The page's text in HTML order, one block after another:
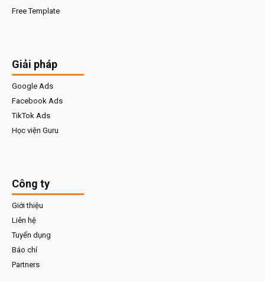
Free Template
Giải pháp
Google Ads
Facebook Ads
TikTok Ads
Học viện Guru
Công ty
Giới thiệu
Liên hệ
Tuyển dụng
Báo chí
Partners